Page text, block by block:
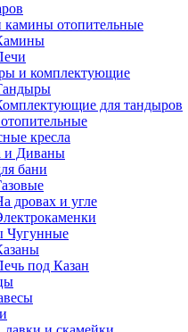
камины отопительные
и комплектующие
для тандыров
кресла
и Диваны
бани
дровах и угле
Чугунные
под Казан